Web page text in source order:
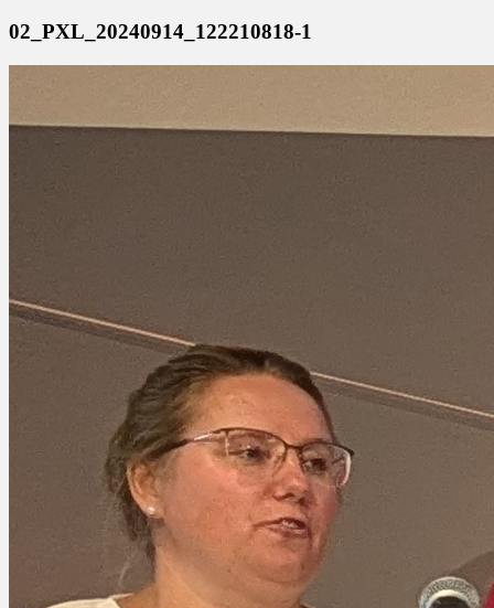
02_PXL_20240914_122210818-1